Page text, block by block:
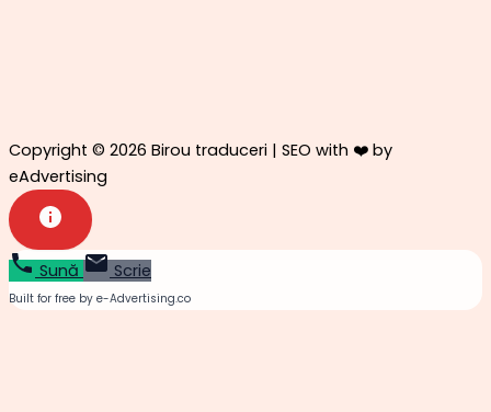
Copyright © 2026 Birou traduceri | SEO with ❤️ by
eAdvertising
Sună Scrie
Built for free by e-Advertising.co